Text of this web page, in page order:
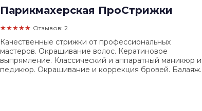
Парикмахерская ПроСтрижки
★★★★★ Отзывов: 2
Качественные стрижки от профессиональных
мастеров. Окрашивание волос. Кератиновое
выпрямление. Классический и аппаратный маникюр и
педикюр. Окрашивание и коррекция бровей. Балаяж.